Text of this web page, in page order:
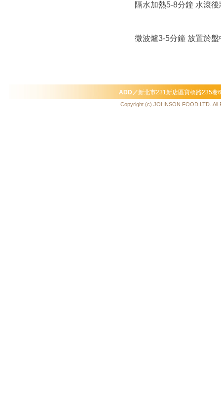
隔水加熱5-8分鐘 水滾
微波爐3-5分鐘 放置於
ADD／新北市231新店區寶橋路235
Copyright (c) JOHNSON FOOD LTD. All